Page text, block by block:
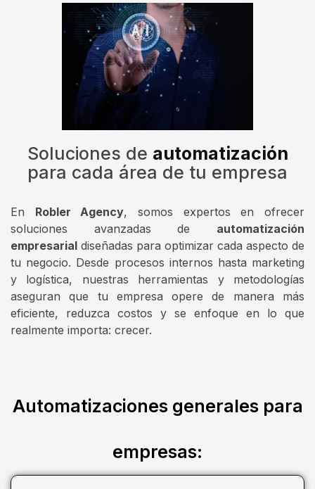
Soluciones de automatización
para cada área de tu empresa
En Robler Agency, somos expertos en ofrecer
soluciones avanzadas de automatización
empresarial diseñadas para optimizar cada aspecto de
tu negocio. Desde procesos internos hasta marketing
y logística, nuestras herramientas y metodologías
aseguran que tu empresa opere de manera más
eficiente, reduzca costos y se enfoque en lo que
realmente importa: crecer.
Automatizaciones generales para
empresas: